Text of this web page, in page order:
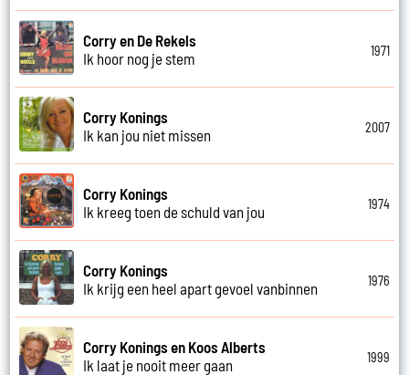
Corry en De Rekels
Ik hoor nog je stem
1971
Corry Konings
Ik kan jou niet missen
2007
Corry Konings
Ik kreeg toen de schuld van jou
1974
Corry Konings
Ik krijg een heel apart gevoel vanbinnen
1976
Corry Konings en Koos Alberts
Ik laat je nooit meer gaan
1999